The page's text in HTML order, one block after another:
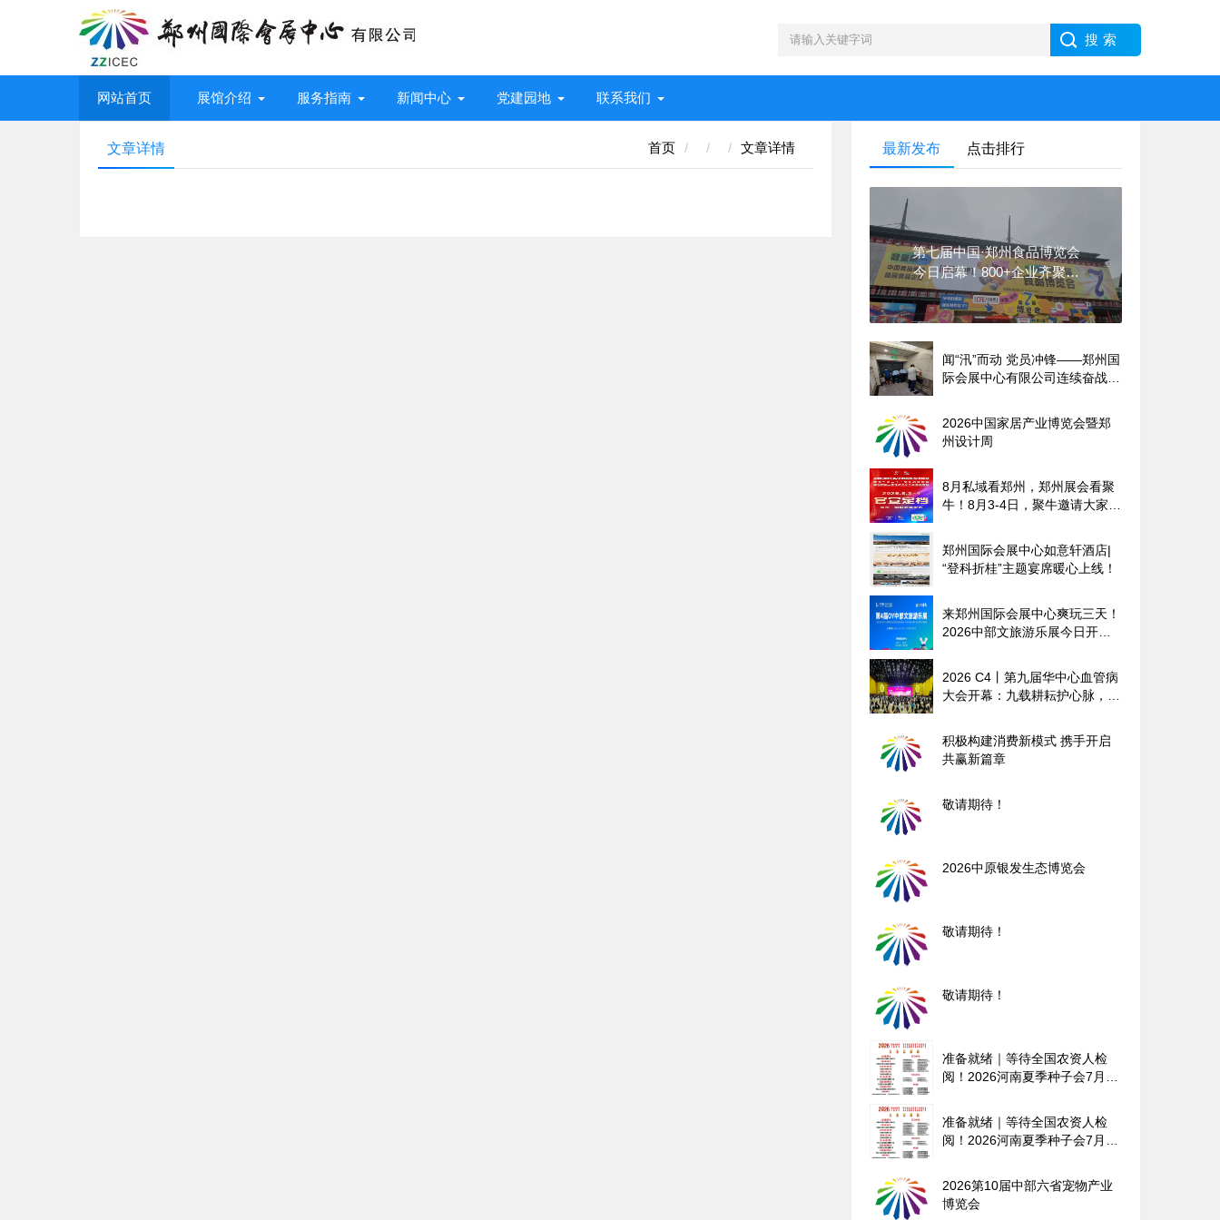
网站首页 展馆介绍 服务指南 新闻中心 党建园地 联系我们
首页 文章详情
文章详情 最新发布 点击排行
第七届中国·郑州食品博览会
今日启幕！800+企业齐聚郑
州，共探食品产业增长新路径
闻“汛”而动 党员冲锋——郑州国
际会展中心有限公司连续奋战应
2026中国家居产业博览会暨郑
州设计周
8月私域看郑州，郑州展会看聚
牛！8月3-4日，聚牛邀请大家共
郑州国际会展中心如意轩酒店|
“登科折桂”主题宴席暖心上线！
来郑州国际会展中心爽玩三天！
2026中部文旅游乐展今日开
2026 C4丨第九届华中心血管病
大会开幕：九载耕耘护心脉，融
积极构建消费新模式 携手开启
共赢新篇章
敬请期待！
2026中原银发生态博览会
敬请期待！
敬请期待！
准备就绪｜等待全国农资人检
阅！2026河南夏季种子会7月3
准备就绪｜等待全国农资人检
阅！2026河南夏季种子会7月3
2026第10届中部六省宠物产业
博览会